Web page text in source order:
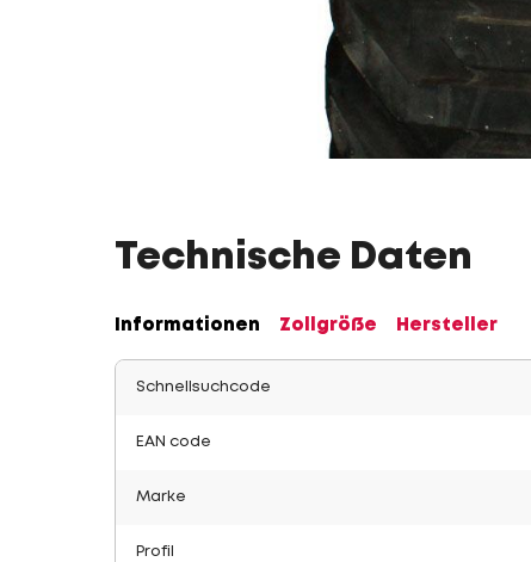
Technische Daten
Informationen Zollgröße Hersteller
Schnellsuchcode
EAN code
Marke
Profil